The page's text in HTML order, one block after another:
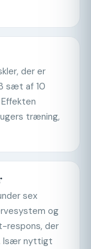
der er
sæt af 10
træning,
sex
og
respons, der
Især nyttigt